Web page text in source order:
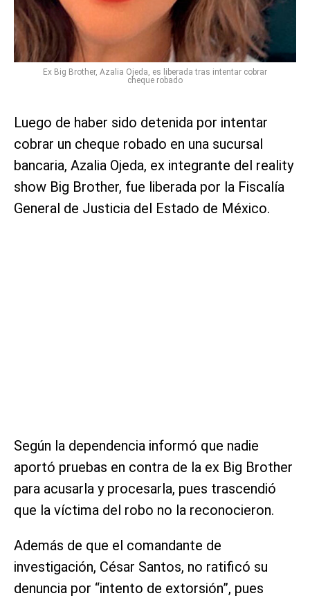
Ex Big Brother, Azalia Ojeda, es liberada tras intentar cobrar
cheque robado
Luego de haber sido detenida por intentar
cobrar un cheque robado en una sucursal
bancaria, Azalia Ojeda, ex integrante del reality
show Big Brother, fue liberada por la Fiscalía
General de Justicia del Estado de México.
Según la dependencia informó que nadie
aportó pruebas en contra de la ex Big Brother
para acusarla y procesarla, pues trascendió
que la víctima del robo no la reconocieron.
Además de que el comandante de
investigación, César Santos, no ratificó su
denuncia por “intento de extorsión”, pues